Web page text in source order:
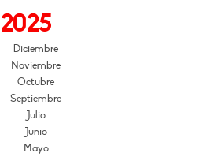
2025
Diciembre
Noviembre
Octubre
Septiembre
Julio
Junio
Mayo